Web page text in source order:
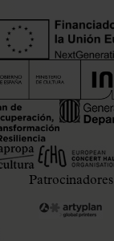
Patrocinadores